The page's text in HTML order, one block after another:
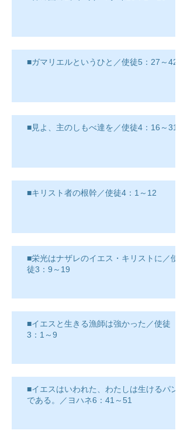
■ガマリエルというひと／使徒5：27～42
■見よ、主のしもべ達を／使徒4：16～31
■キリスト者の根幹／使徒4：1～12
■栄光はナザレのイエス・キリストに／使
徒3：9～19
■イエスと生きる漁師は強かった／使徒
3：1～9
■イエスはいわれた、わたしは生けるパン
である。／ヨハネ6：41～51